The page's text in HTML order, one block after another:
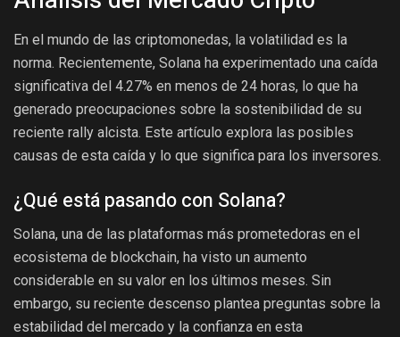
En el mundo de las criptomonedas, la volatilidad es la
norma. Recientemente, Solana ha experimentado una caída
significativa del 4.27% en menos de 24 horas, lo que ha
generado preocupaciones sobre la sostenibilidad de su
reciente rally alcista. Este artículo explora las posibles
causas de esta caída y lo que significa para los inversores.
¿Qué está pasando con Solana?
Solana, una de las plataformas más prometedoras en el
ecosistema de blockchain, ha visto un aumento
considerable en su valor en los últimos meses. Sin
embargo, su reciente descenso plantea preguntas sobre la
estabilidad del mercado y la confianza en esta